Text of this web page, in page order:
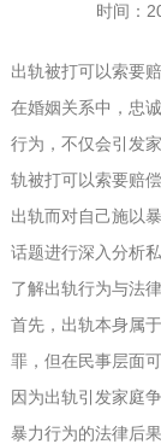
时间：
出轨被打可以索要
在婚姻关系中，忠
行为，不仅会引发
轨被打可以索要赔
出轨而对自己施以
话题进行深入分析
了解出轨行为与法
首先，出轨本身属
罪，但在民事层面
因为出轨引发家庭
暴力行为的法律后果